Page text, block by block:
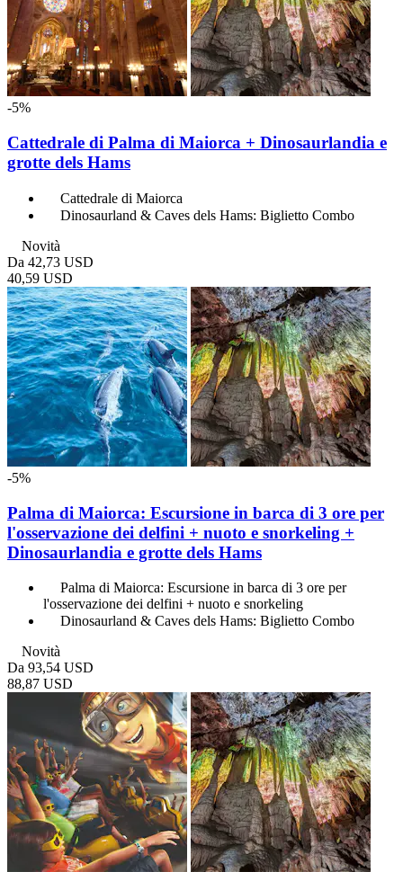
-5%
Cattedrale di Palma di Maiorca + Dinosaurlandia e
grotte dels Hams
Cattedrale di Maiorca
Dinosaurland & Caves dels Hams: Biglietto Combo
Novità
Da 42,73 USD
40,59 USD
-5%
Palma di Maiorca: Escursione in barca di 3 ore per
l'osservazione dei delfini + nuoto e snorkeling +
Dinosaurlandia e grotte dels Hams
Palma di Maiorca: Escursione in barca di 3 ore per
l'osservazione dei delfini + nuoto e snorkeling
Dinosaurland & Caves dels Hams: Biglietto Combo
Novità
Da 93,54 USD
88,87 USD